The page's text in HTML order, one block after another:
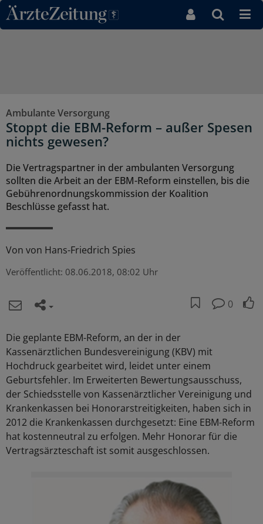
Direkt zum Inhaltsbereich
Ambulante Versorgung
Stoppt die EBM-Reform – außer Spesen
nichts gewesen?
Die Vertragspartner in der ambulanten Versorgung
sollten die Arbeit an der EBM-Reform einstellen, bis die
Gebührenordnungskommission der Koalition
Beschlüsse gefasst hat.
Von von Hans-Friedrich Spies
Veröffentlicht: 08.06.2018, 08:02 Uhr
0
Die geplante EBM-Reform, an der in der
Kassenärztlichen Bundesvereinigung (KBV) mit
Hochdruck gearbeitet wird, leidet unter einem
Geburtsfehler. Im Erweiterten Bewertungsausschuss,
der Schiedsstelle von Kassenärztlicher Vereinigung und
Krankenkassen bei Honorarstreitigkeiten, haben sich in
2012 die Krankenkassen durchgesetzt: Eine EBM-Reform
hat kostenneutral zu erfolgen. Mehr Honorar für die
Vertragsärzteschaft ist somit ausgeschlossen.